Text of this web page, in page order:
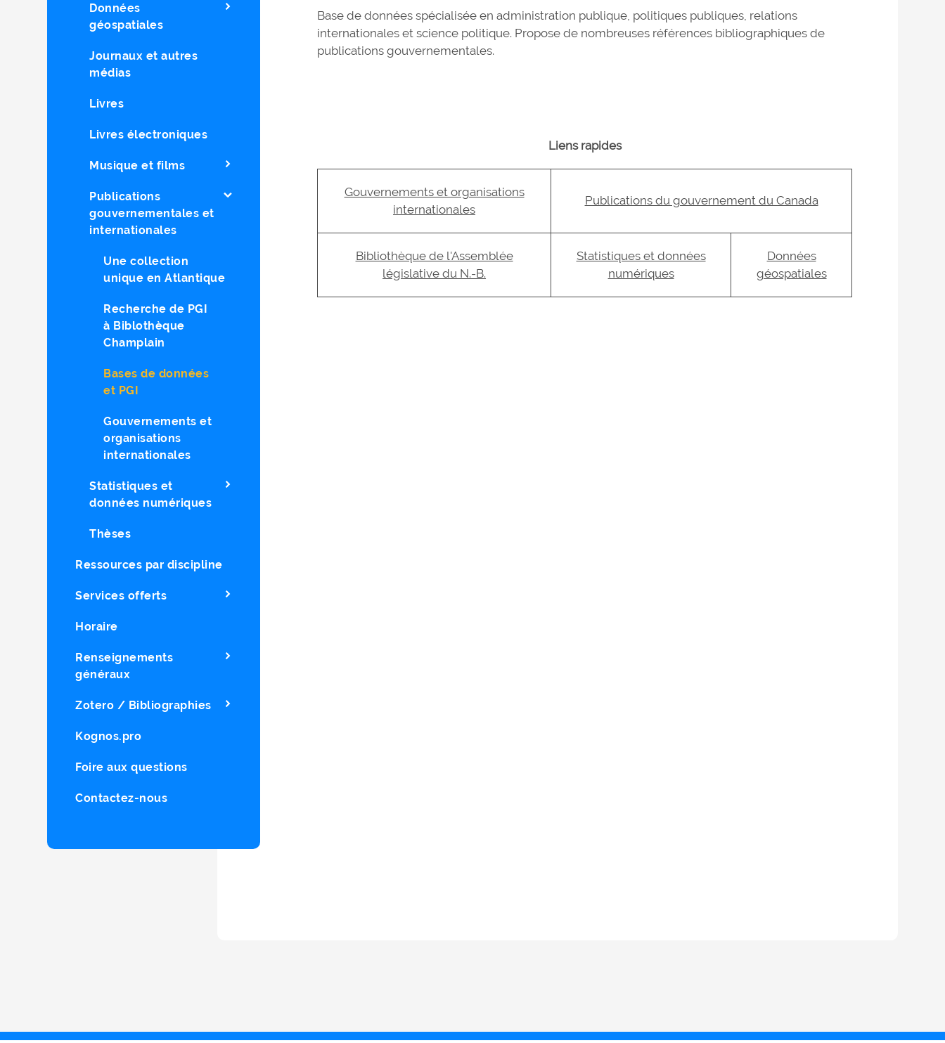
Données
géospatiales
Journaux et autres
médias
Livres
Livres électroniques
Musique et films
Publications
gouvernementales et
internationales
Une collection
unique en Atlantique
Recherche de PGI
à Biblothèque
Champlain
Bases de données
et PGI
Gouvernements et
organisations
internationales
Statistiques et
données numériques
Thèses
Ressources par discipline
Services offerts
Horaire
Renseignements
généraux
Zotero / Bibliographies
Kognos.pro
Foire aux questions
Contactez-nous
Base de données spécialisée en administration publique, politiques publiques, relations
internationales et science politique. Propose de nombreuses références bibliographiques de
publications gouvernementales.
Liens rapides
Gouvernements et organisations
internationales
Publications du gouvernement du Canada
Bibliothèque de l'Assemblée
législative du N.-B.
Statistiques et données
numériques
Données
géospatiales